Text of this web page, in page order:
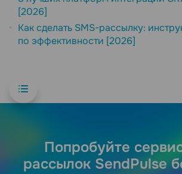
[2026]
Как сделать SMS-рассылку:
по эффективности [2026]
Попробуйте
рассылок SendPulse